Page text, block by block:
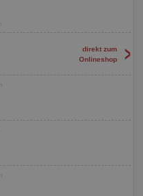
direkt zum
Onlineshop
>